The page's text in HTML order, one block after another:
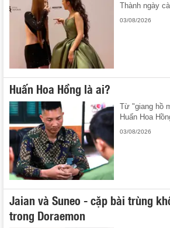
Thành ngày
03/08/2026
Huấn Hoa Hồng là ai?
Từ "giang hồ
Huấn Hoa
03/08/2026
Jaian và Suneo - cặp bài trùng
trong Doraemon